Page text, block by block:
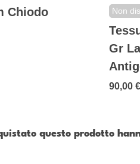
Chiodo
Non
Gr
90,00 €
questo prodotto